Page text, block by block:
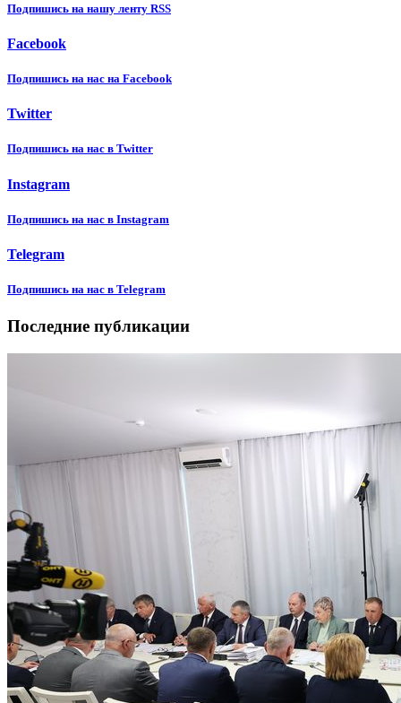
Подпишиcь на нашу ленту RSS
Facebook
Подпишиcь на нас на Facebook
Twitter
Подпишиcь на нас в Twitter
Instagram
Подпишиcь на нас в Instagram
Telegram
Подпишиcь на нас в Telegram
Последние публикации